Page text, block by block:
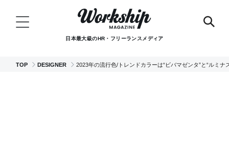
日本最大級のHR・フリーランスメディア
TOP DESIGNER 2023年の流行色/トレンドカラーは“ビバマゼンタ”と“ルミ